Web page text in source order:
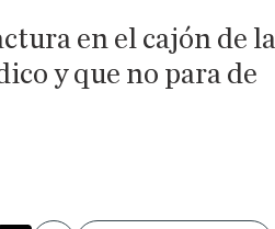
en el cajón de la
y que no para de